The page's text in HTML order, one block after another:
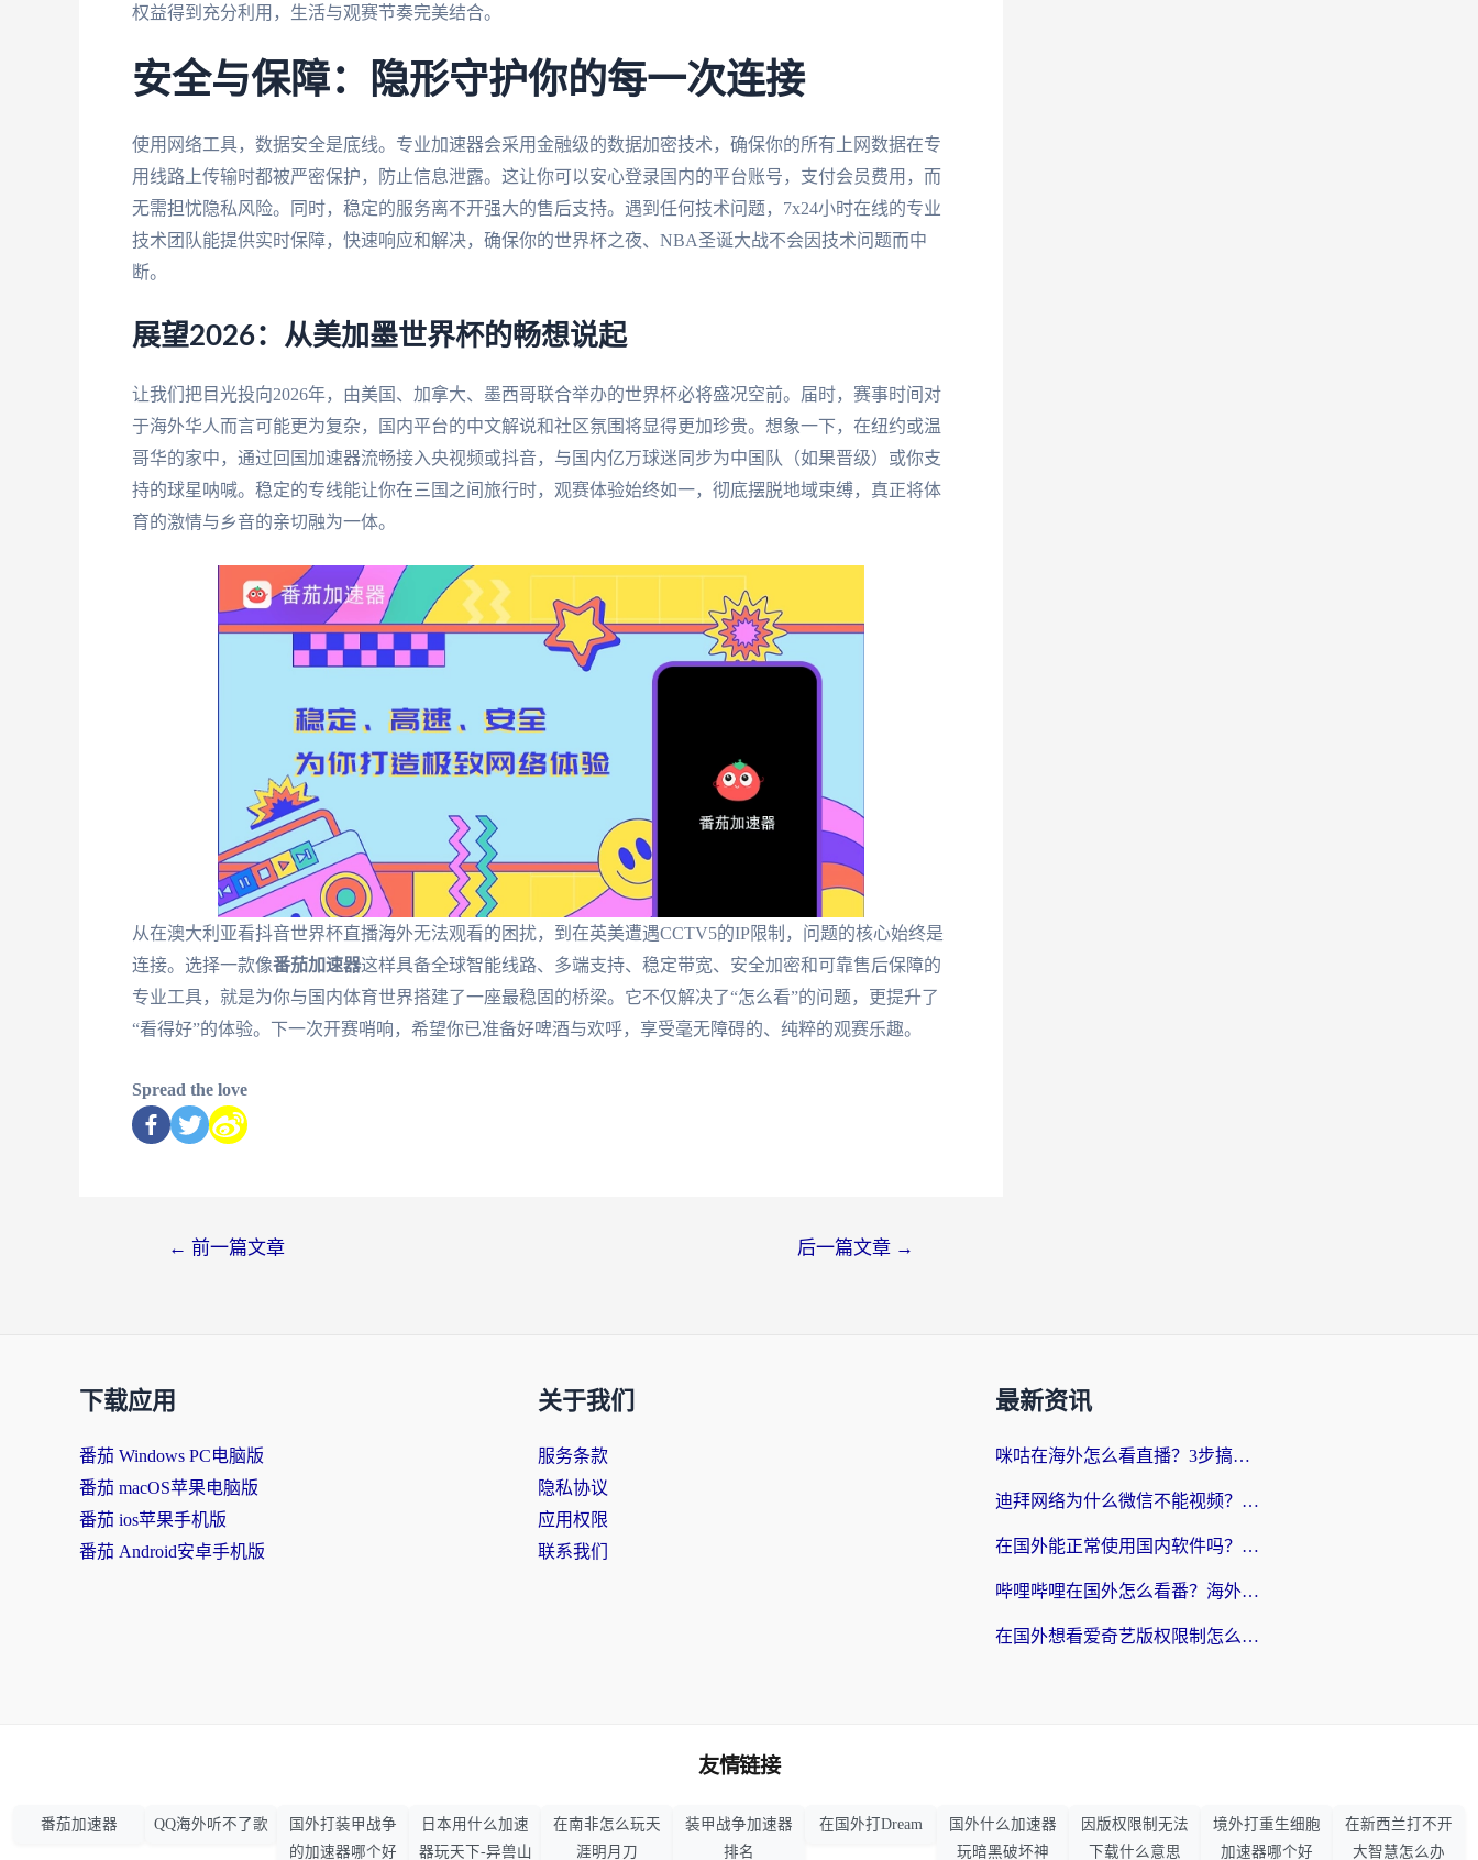
权益得到充分利用，生活与观赛节奏完美结合。
安全与保障：隐形守护你的每一次连接
使用网络工具，数据安全是底线。专业加速器会采用金融级的数据加密技术，确保你的所有上网数据在专
用线路上传输时都被严密保护，防止信息泄露。这让你可以安心登录国内的平台账号，支付会员费用，而
无需担忧隐私风险。同时，稳定的服务离不开强大的售后支持。遇到任何技术问题，7x24小时在线的专业
技术团队能提供实时保障，快速响应和解决，确保你的世界杯之夜、NBA圣诞大战不会因技术问题而中
断。
展望2026：从美加墨世界杯的畅想说起
让我们把目光投向2026年，由美国、加拿大、墨西哥联合举办的世界杯必将盛况空前。届时，赛事时间对
于海外华人而言可能更为复杂，国内平台的中文解说和社区氛围将显得更加珍贵。想象一下，在纽约或温
哥华的家中，通过回国加速器流畅接入央视频或抖音，与国内亿万球迷同步为中国队（如果晋级）或你支
持的球星呐喊。稳定的专线能让你在三国之间旅行时，观赛体验始终如一，彻底摆脱地域束缚，真正将体
育的激情与乡音的亲切融为一体。
从在澳大利亚看抖音世界杯直播海外无法观看的困扰，到在英美遭遇CCTV5的IP限制，问题的核心始终是
连接。选择一款像番茄加速器这样具备全球智能线路、多端支持、稳定带宽、安全加密和可靠售后保障的
专业工具，就是为你与国内体育世界搭建了一座最稳固的桥梁。它不仅解决了“怎么看”的问题，更提升了
“看得好”的体验。下一次开赛哨响，希望你已准备好啤酒与欢呼，享受毫无障碍的、纯粹的观赛乐趣。
Spread the love
← 前一篇文章 后一篇文章 →
下载应用
番茄 Windows PC电脑版
番茄 macOS苹果电脑版
番茄 ios苹果手机版
番茄 Android安卓手机版
关于我们
服务条款
隐私协议
应用权限
联系我们
最新资讯
咪咕在海外怎么看直播？3步搞定地域限制，还能畅看腾讯视频与国内热剧
迪拜网络为什么微信不能视频？海外党必看的回国加速全攻略
在国外能正常使用国内软件吗？海外党亲测有效的无缝访问指南
哔哩哔哩在国外怎么看番？海外党追剧看片的终极解决方案
在国外想看爱奇艺版权限制怎么办？海外华人必看的追剧自由指南
友情链接
番茄加速器 QQ海外听不了歌
国外打装甲战争
的加速器哪个好
日本用什么加速
器玩天下-异兽山
在南非怎么玩天
涯明月刀
装甲战争加速器
排名
在国外打Dream
国外什么加速器
玩暗黑破坏神
因版权限制无法
下载什么意思
境外打重生细胞
加速器哪个好
在新西兰打不开
大智慧怎么办